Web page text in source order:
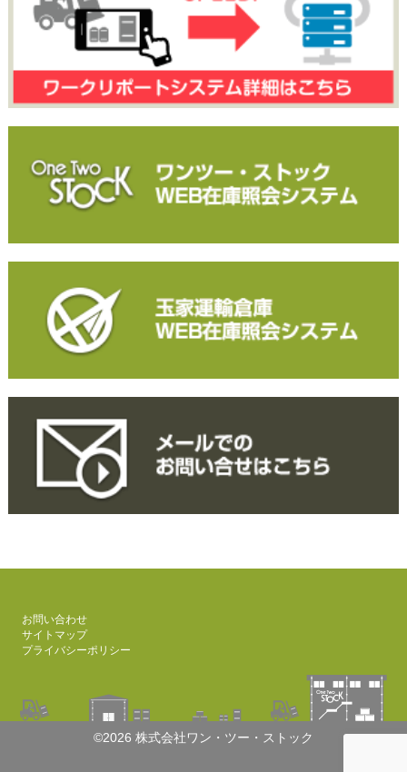
お問い合わせ
サイトマップ
プライバシーポリシー
©2026 株式会社ワン・ツー・ストック